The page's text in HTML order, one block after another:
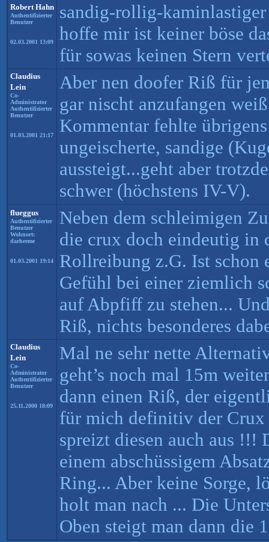
Robert Hahn
Authentifizierter
Benutzer
02.03.2001 13:09
sandig-rollig-
hoffe mir ist keiner böse
für sowas keinen Stern
Claudius
Lein
Co-
Administrator
Authentifizierter
Benutzer
01.03.2001 21:17
Aber nen doofer Riß für
gar nischt anzufangen
Kommentar fehlte
ungeischerte, sandige
aussteigt...geht aber
schwer (höchstens IV-V).
flueggus
Authentifizierter
Benutzer
Wohnort:
darheeme
01.03.2001 19:14
Neben dem schleimigen
die crux doch eindeutig in
Rollreibung z.G. Ist schon
Gefühl bei einer ziemlich
auf Abpfiff zu stehen...
Riß, nichts besonderes
Claudius
Lein
Co-
Administrator
Authentifizierter
Benutzer
25.11.2000 18:09
Mal ne sehr nette
geht’s noch mal 15m
dann einen Riß, der
für mich definitiv der Crux
spreizt diesen auch aus !!!
einem abschüssigem
Ring... Aber keine Sorge,
holt man nach ... Die
Oben steigt man dann die